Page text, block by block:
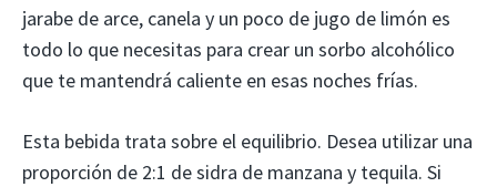
jarabe de arce, canela y un poco de jugo de limón es
todo lo que necesitas para crear un sorbo alcohólico
que te mantendrá caliente en esas noches frías.
Esta bebida trata sobre el equilibrio. Desea utilizar una
proporción de 2:1 de sidra de manzana y tequila. Si